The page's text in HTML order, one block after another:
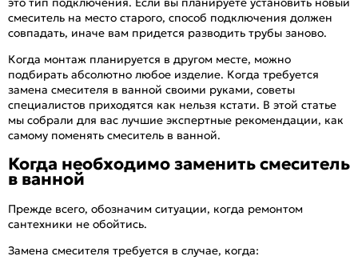
смеситель на место старого, способ подключения должен
совпадать, иначе вам придется разводить трубы заново.
Когда монтаж планируется в другом месте, можно
подбирать абсолютно любое изделие. Когда требуется
замена смесителя в ванной своими руками, советы
специалистов приходятся как нельзя кстати. В этой статье
мы собрали для вас лучшие экспертные рекомендации, как
самому поменять смеситель в ванной.
Когда необходимо заменить смеситель
в ванной
Прежде всего, обозначим ситуации, когда ремонтом
сантехники не обойтись.
Замена смесителя требуется в случае, когда: